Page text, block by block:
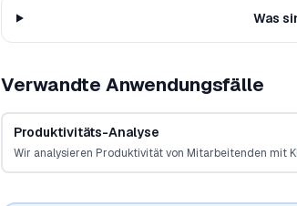
Was
Verwandte Anwendungsfälle
Produktivitäts-Analyse
Wir analysieren Produktivität von Mitarbeitenden mit KI